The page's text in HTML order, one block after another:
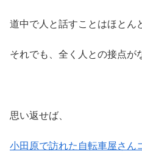
道中で人と話すことはほとん
それでも、全く人との接点が
思い返せば、
小田原で訪れた自転車屋さん